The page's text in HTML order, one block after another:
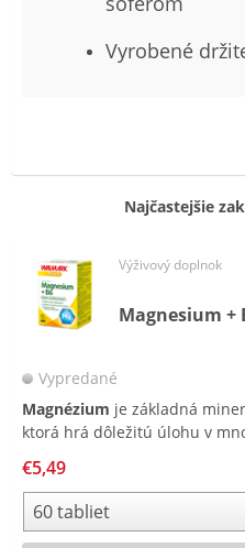
Vyrobené
Najčastejšie
Výživový doplnok
Magnesium +
Vypredané
Magnézium je základná
ktorá hrá dôležitú úlohu v
nervového systému a
prispieva k normálnej funkcii
€5,49